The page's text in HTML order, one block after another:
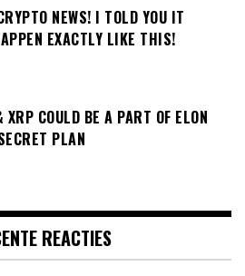
NEWS! I TOLD YOU IT
EXACTLY LIKE THIS!
COULD BE A PART OF ELON
PLAN
REACTIES